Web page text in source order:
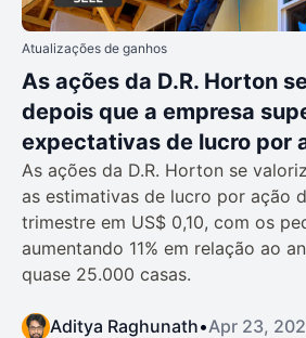
Atualizações de ganhos
As ações da D.R. Horton
depois que a empresa
expectativas de lucro por
As ações da D.R. Horton se
as estimativas de lucro por ação
trimestre em US$ 0,10, com os
aumentando 11% em relação ao
quase 25.000 casas.
Aditya Raghunath•Apr 23,